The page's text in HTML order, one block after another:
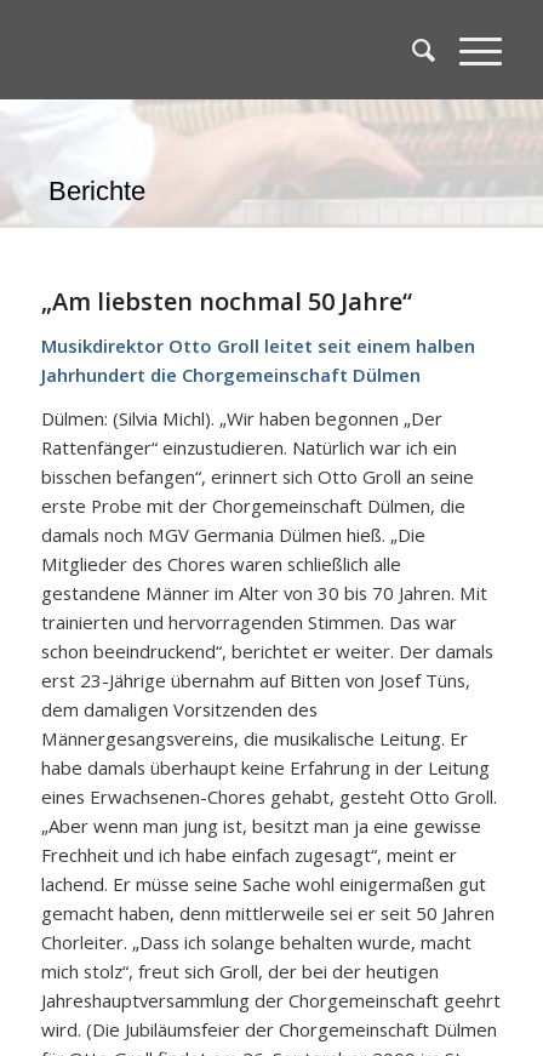
Berichte
„Am liebsten nochmal 50 Jahre“
Musikdirektor Otto Groll leitet seit einem halben
Jahrhundert die Chorgemeinschaft Dülmen
Dülmen: (Silvia Michl). „Wir haben begonnen „Der
Rattenfänger“ einzustudieren. Natürlich war ich ein
bisschen befangen“, erinnert sich Otto Groll an seine
erste Probe mit der Chorgemeinschaft Dülmen, die
damals noch MGV Germania Dülmen hieß. „Die
Mitglieder des Chores waren schließlich alle
gestandene Männer im Alter von 30 bis 70 Jahren. Mit
trainierten und hervorragenden Stimmen. Das war
schon beeindruckend“, berichtet er weiter. Der damals
erst 23-Jährige übernahm auf Bitten von Josef Tüns,
dem damaligen Vorsitzenden des
Männergesangsvereins, die musikalische Leitung. Er
habe damals überhaupt keine Erfahrung in der Leitung
eines Erwachsenen-Chores gehabt, gesteht Otto Groll.
„Aber wenn man jung ist, besitzt man ja eine gewisse
Frechheit und ich habe einfach zugesagt“, meint er
lachend. Er müsse seine Sache wohl einigermaßen gut
gemacht haben, denn mittlerweile sei er seit 50 Jahren
Chorleiter. „Dass ich solange behalten wurde, macht
mich stolz“, freut sich Groll, der bei der heutigen
Jahreshauptversammlung der Chorgemeinschaft geehrt
wird. (Die Jubiläumsfeier der Chorgemeinschaft Dülmen